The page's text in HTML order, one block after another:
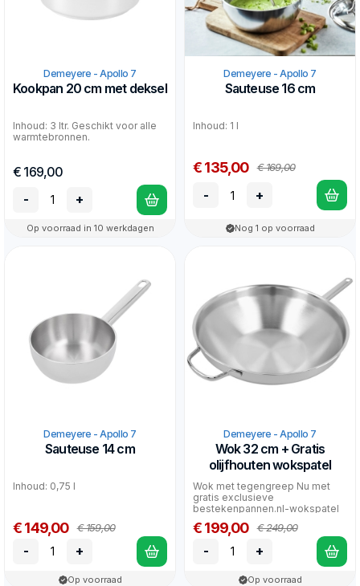
Demeyere - Apollo 7
Kookpan 20 cm met deksel
Inhoud: 3 ltr. Geschikt voor alle
warmtebronnen.
€ 169,00
-
+
Op voorraad in 10 werkdagen
Demeyere - Apollo 7
Sauteuse 16 cm
Inhoud: 1 l
€ 135,00 € 169,00
- +
Nog 1 op voorraad
Demeyere - Apollo 7
Sauteuse 14 cm
Inhoud: 0,75 l
€ 149,00 € 159,00
- +
Op voorraad
Demeyere - Apollo 7
Wok 32 cm + Gratis
olijfhouten wokspatel
Wok met tegengreep Nu met
gratis exclusieve
bestekenpannen.nl-wokspatel
€ 199,00 € 249,00
- +
Op voorraad